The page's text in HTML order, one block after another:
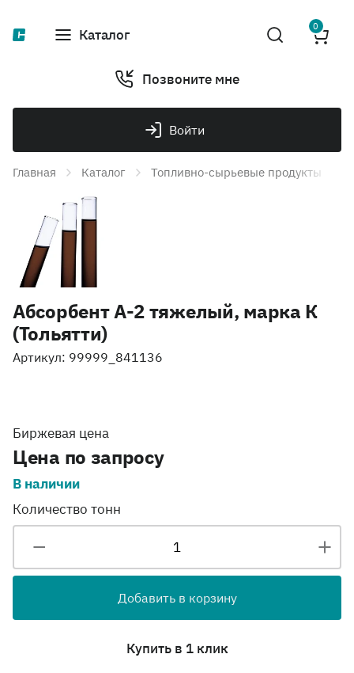
Каталог 0
Позвоните мне
Войти
Главная Каталог Топливно-сырьевые продукты
Абсорбент А-2 тяжелый, марка К
(Тольятти)
Артикул: 99999_841136
Биржевая цена
Цена по запросу
В наличии
Количество тонн
Добавить в корзину
Купить в 1 клик